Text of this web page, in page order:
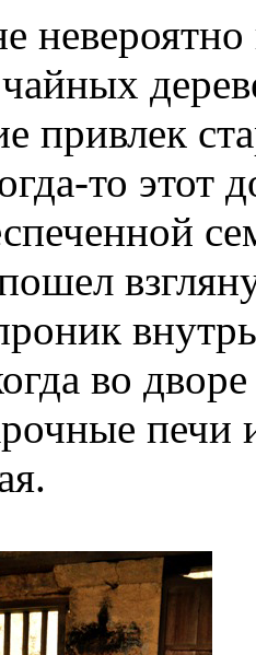
привлек
то этот
во
печи